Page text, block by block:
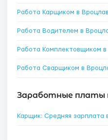
Работа Карщиком в
Работа Водителем в
Работа Комплектовщиком
Работа Сварщиком в
Заработные платы
Карщик: Средняя зарплата